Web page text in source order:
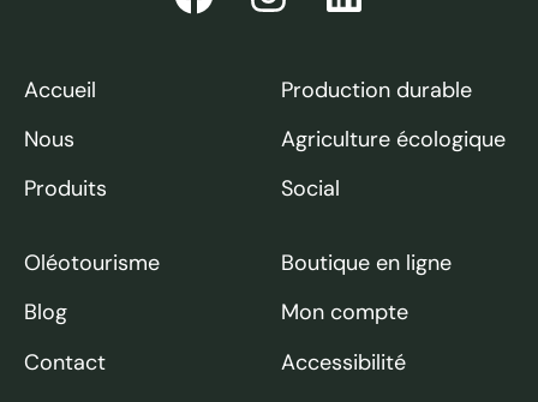
Accueil
Nous
Produits
Production durable
Agriculture écologique
Social
Oléotourisme
Blog
Contact
Boutique en ligne
Mon compte
Accessibilité